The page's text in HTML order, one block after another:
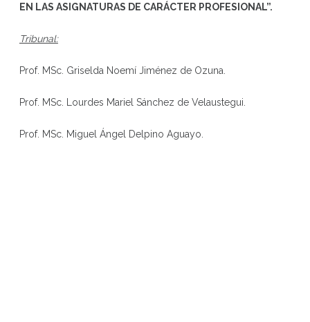
EN LAS ASIGNATURAS DE CARÁCTER PROFESIONAL”.
Tribunal:
Prof. MSc. Griselda Noemí Jiménez de Ozuna.
Prof. MSc. Lourdes Mariel Sánchez de Velaustegui.
Prof. MSc. Miguel Ángel Delpino Aguayo.